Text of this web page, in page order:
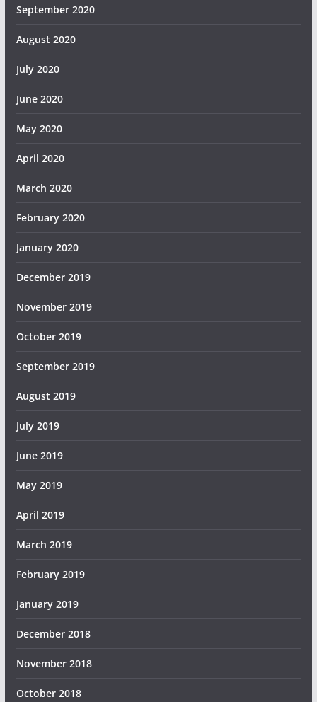
September 2020
August 2020
July 2020
June 2020
May 2020
April 2020
March 2020
February 2020
January 2020
December 2019
November 2019
October 2019
September 2019
August 2019
July 2019
June 2019
May 2019
April 2019
March 2019
February 2019
January 2019
December 2018
November 2018
October 2018